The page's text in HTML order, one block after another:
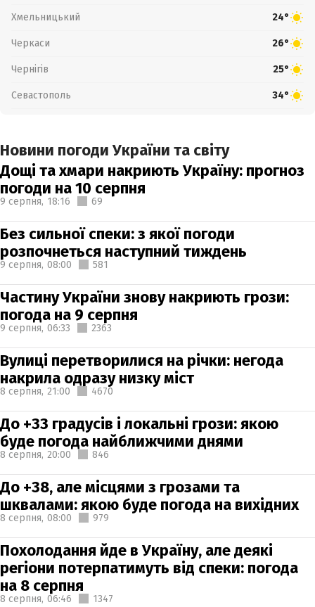
Хмельницький 24°
Черкаси 26°
Чернігів 25°
Севастополь 34°
Новини погоди України та світу
Дощі та хмари накриють Україну: прогноз
погоди на 10 серпня
9 серпня, 18:16 69
Без сильної спеки: з якої погоди
розпочнеться наступний тиждень
9 серпня, 08:00 581
Частину України знову накриють грози:
погода на 9 серпня
9 серпня, 06:33 2363
Вулиці перетворилися на річки: негода
накрила одразу низку міст
8 серпня, 21:00 4670
До +33 градусів і локальні грози: якою
буде погода найближчими днями
8 серпня, 20:00 846
До +38, але місцями з грозами та
шквалами: якою буде погода на вихідних
8 серпня, 08:00 979
Похолодання йде в Україну, але деякі
регіони потерпатимуть від спеки: погода
на 8 серпня
8 серпня, 06:46 1347